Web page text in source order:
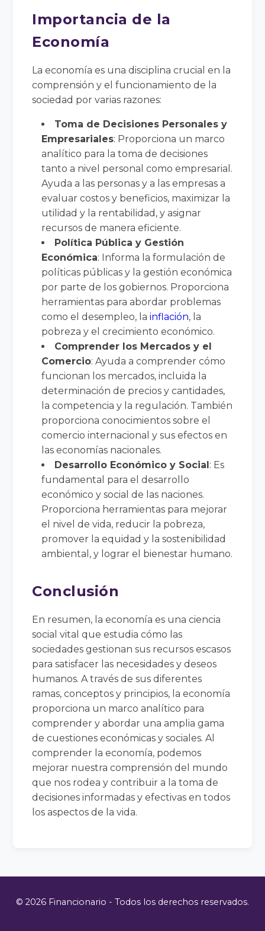
Importancia de la
Economía
La economía es una disciplina crucial en la
comprensión y el funcionamiento de la
sociedad por varias razones:
Toma de Decisiones Personales y
Empresariales: Proporciona un marco
analítico para la toma de decisiones
tanto a nivel personal como empresarial.
Ayuda a las personas y a las empresas a
evaluar costos y beneficios, maximizar la
utilidad y la rentabilidad, y asignar
recursos de manera eficiente.
Política Pública y Gestión
Económica: Informa la formulación de
políticas públicas y la gestión económica
por parte de los gobiernos. Proporciona
herramientas para abordar problemas
como el desempleo, lainflación, la
pobreza y el crecimiento económico.
Comprender los Mercados y el
Comercio: Ayuda a comprender cómo
funcionan los mercados, incluida la
determinación de precios y cantidades,
la competencia y la regulación. También
proporciona conocimientos sobre el
comercio internacional y sus efectos en
las economías nacionales.
Desarrollo Económico y Social: Es
fundamental para el desarrollo
económico y social de las naciones.
Proporciona herramientas para mejorar
el nivel de vida, reducir la pobreza,
promover la equidad y la sostenibilidad
ambiental, y lograr el bienestar humano.
Conclusión
En resumen, la economía es una ciencia
social vital que estudia cómo las
sociedades gestionan sus recursos escasos
para satisfacer las necesidades y deseos
humanos. A través de sus diferentes
ramas, conceptos y principios, la economía
proporciona un marco analítico para
comprender y abordar una amplia gama
de cuestiones económicas y sociales. Al
comprender la economía, podemos
mejorar nuestra comprensión del mundo
que nos rodea y contribuir a la toma de
decisiones informadas y efectivas en todos
los aspectos de la vida.
© 2026 Financionario - Todos los derechos reservados.